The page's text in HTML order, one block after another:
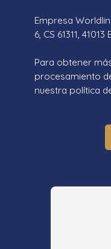
Empresa
6, CS 61311, 41013
Para obtener
procesamiento
nuestra política